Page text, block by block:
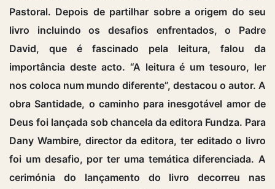
Pastoral. Depois de partilhar sobre a origem do seu
livro incluindo os desafios enfrentados, o Padre
David, que é fascinado pela leitura, falou da
importância deste acto. “A leitura é um tesouro, ler
nos coloca num mundo diferente”, destacou o autor. A
obra Santidade, o caminho para inesgotável amor de
Deus foi lançada sob chancela da editora Fundza. Para
Dany Wambire, director da editora, ter editado o livro
foi um desafio, por ter uma temática diferenciada. A
cerimónia do lançamento do livro decorreu nas